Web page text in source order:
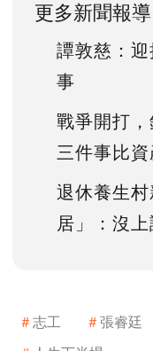
更多新聞報導
譚敦慈：
事
戰爭開打
三件事比資
退休養生
居」：沒
志工 張睿廷